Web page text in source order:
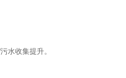
水收集提升。